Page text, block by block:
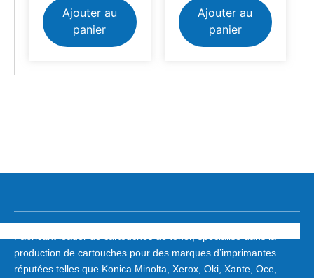
Ajouter au
panier
Ajouter au
panier
production de cartouches pour des marques d’imprimantes
réputées telles que Konica Minolta, Xerox, Oki, Xante, Oce,